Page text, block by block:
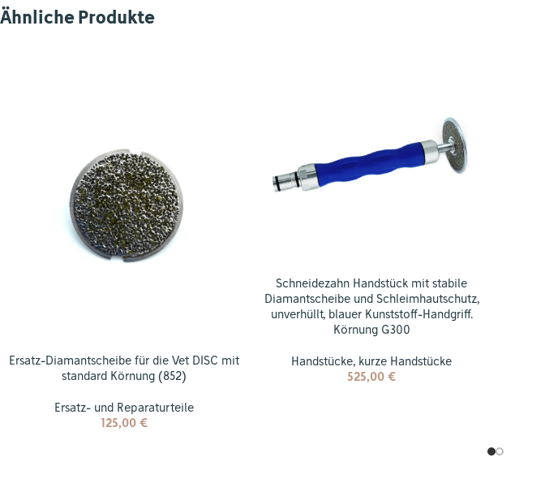
Ähnliche Produkte
Ersatz-Diamantscheibe für die Vet DISC mit
standard Körnung (852)
Ersatz- und Reparaturteile
125,00 €
Schneidezahn Handstück mit stabile
Diamantscheibe und Schleimhautschutz,
unverhüllt, blauer Kunststoff-Handgriff.
Körnung G300
Handstücke, kurze Handstücke
525,00€